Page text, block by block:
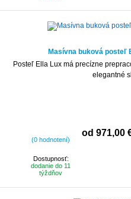
Masívna buková posteľ
Posteľ Ella Lux má precízne
elegantné
(0 hodnotení)
Dostupnosť:
dodanie do 11
týždňov
od 971,00